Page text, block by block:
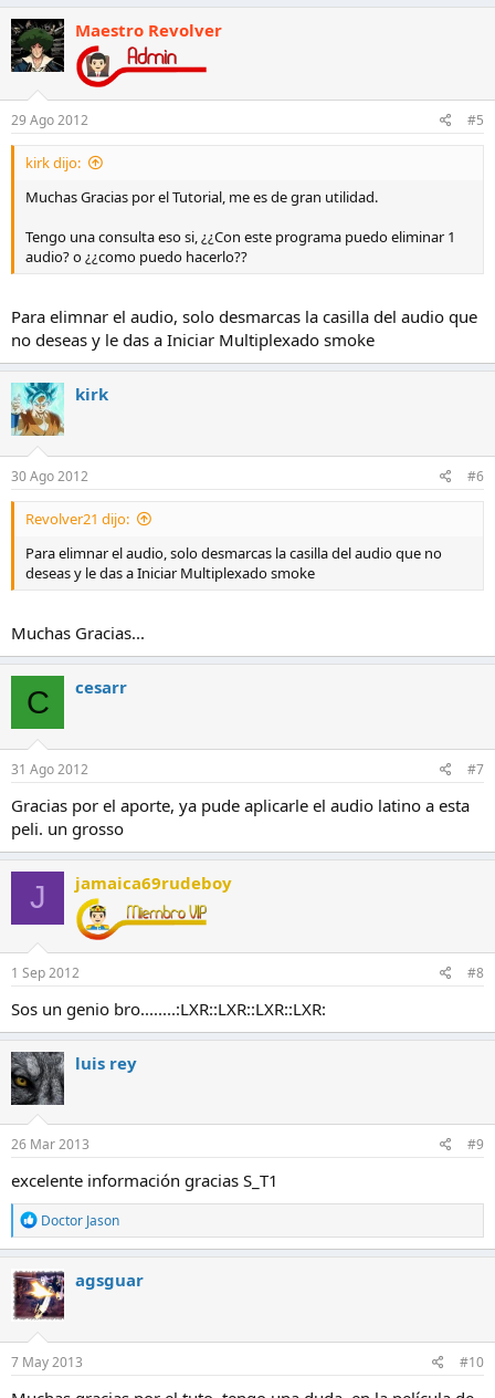
Maestro Revolver
29 Ago 2012 #5
kirk dijo:
Muchas Gracias por el Tutorial, me es de gran utilidad.
Tengo una consulta eso si, ¿¿Con este programa puedo eliminar 1
audio? o ¿¿como puedo hacerlo??
Para elimnar el audio, solo desmarcas la casilla del audio que
no deseas y le das a Iniciar Multiplexado smoke
kirk
30 Ago 2012 #6
Revolver21 dijo:
Para elimnar el audio, solo desmarcas la casilla del audio que no
deseas y le das a Iniciar Multiplexado smoke
Muchas Gracias...
C cesarr
31 Ago 2012 #7
Gracias por el aporte, ya pude aplicarle el audio latino a esta
peli. un grosso
J jamaica69rudeboy
1 Sep 2012 #8
Sos un genio bro........:LXR::LXR::LXR::LXR:
luis rey
26 Mar 2013 #9
excelente información gracias S_T1
R
e
a
c
c
i
o
n
e
s
Doctor Jason
agsguar
7 May 2013 #10